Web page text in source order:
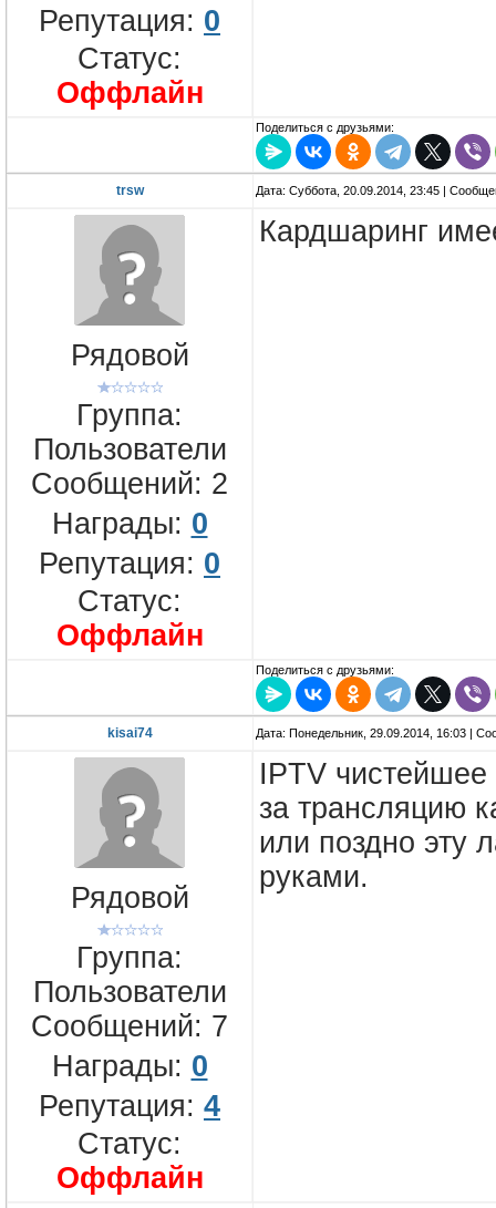
Репутация: 0
Статус:
Оффлайн
Поделиться с друзьями:
trsw Дата: Суббота, 20.09.2014, 23:45 |
Рядовой
Группа:
Пользователи
Сообщений: 2
Награды: 0
Репутация: 0
Статус:
Оффлайн
Кардшаринг
Поделиться с друзьями:
kisai74 Дата: Понедельник, 29.09.2014, 16:03 |
Рядовой
Группа:
Пользователи
Сообщений: 7
Награды: 0
Репутация: 4
Статус:
Оффлайн
IPTV чистейшее
за трансляцию
или поздно эту
руками.